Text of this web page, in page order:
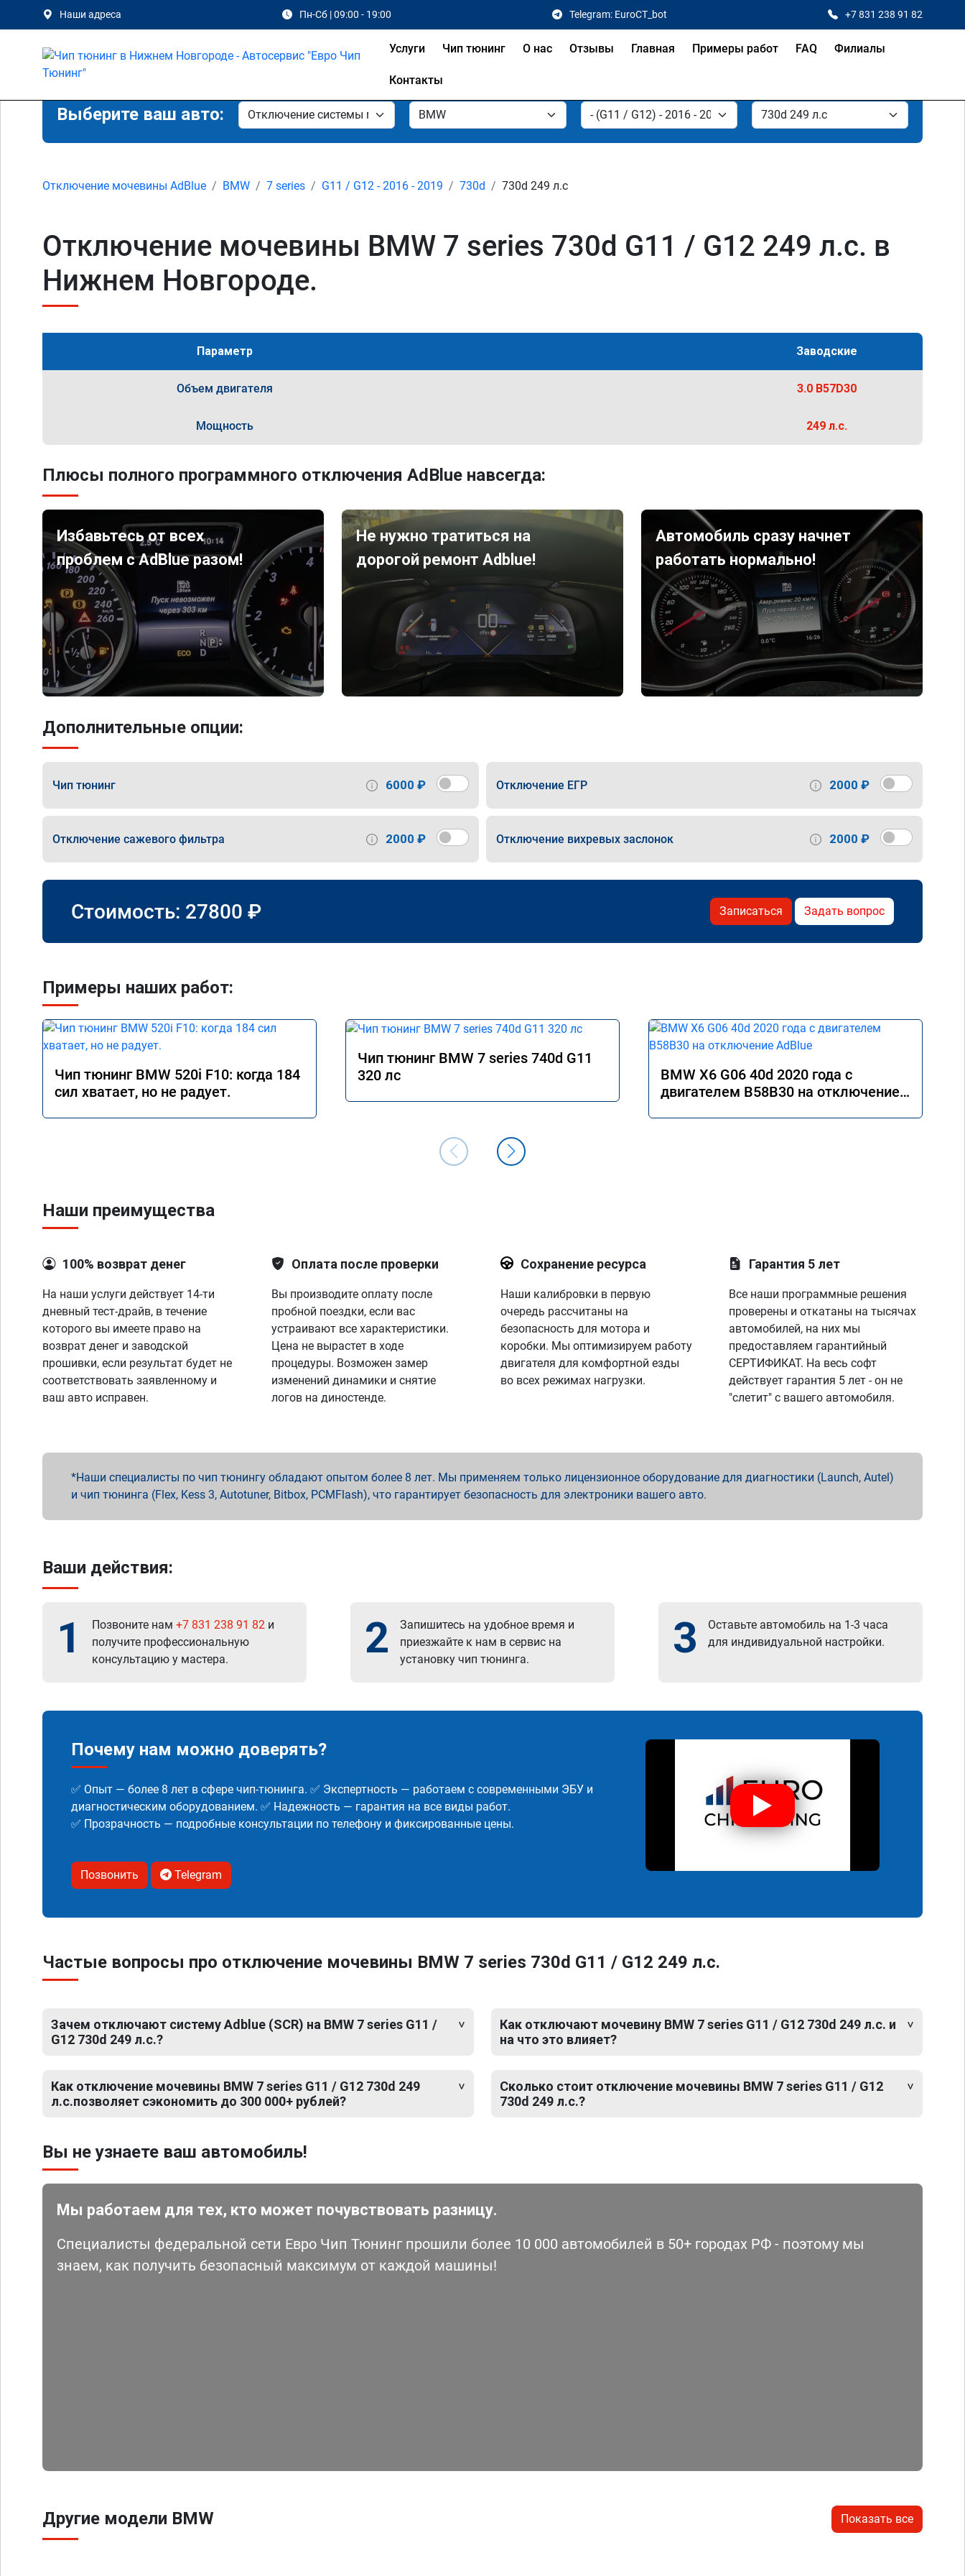
Наши адреса Пн-Сб | 09:00 - 19:00 Telegram: EuroCT_bot +7 831 238 91 82
Услуги Чип тюнинг О нас Отзывы Главная Примеры работ FAQ Филиалы
Контакты
Выберите ваш авто:
Отключение мочевины AdBlue BMW 7 series G11 / G12 - 2016 - 2019 730d 730d 249 л.с
Отключение мочевины BMW 7 series 730d G11 / G12 249 л.с. в
Нижнем Новгороде.
Параметр Заводские
Объем двигателя 3.0 B57D30
Мощность 249 л.с.
Плюсы полного программного отключения AdBlue навсегда:
Избавьтесь от всех
проблем с AdBlue разом!
Не нужно тратиться на
дорогой ремонт Adblue!
Автомобиль сразу начнет
работать нормально!
Дополнительные опции:
Чип тюнинг 6000 ₽ Отключение ЕГР 2000 ₽
Отключение сажевого фильтра 2000 ₽ Отключение вихревых заслонок 2000 ₽
Стоимость: 27800 ₽ Записаться Задать вопрос
Примеры наших работ:
Чип тюнинг BMW 520i F10: когда 184
сил хватает, но не радует.
Чип тюнинг BMW 7 series 740d G11
320 лс
BMW X6 G06 40d 2020 года с
двигателем B58B30 на отключение
Наши преимущества
100% возврат денег
На наши услуги действует 14-ти
дневный тест-драйв, в течение
которого вы имеете право на
возврат денег и заводской
прошивки, если результат будет не
соответствовать заявленному и
ваш авто исправен.
Оплата после проверки
Вы производите оплату после
пробной поездки, если вас
устраивают все характеристики.
Цена не вырастет в ходе
процедуры. Возможен замер
изменений динамики и снятие
логов на диностенде.
Сохранение ресурса
Наши калибровки в первую
очередь рассчитаны на
безопасность для мотора и
коробки. Мы оптимизируем работу
двигателя для комфортной езды
во всех режимах нагрузки.
Гарантия 5 лет
Все наши программные решения
проверены и откатаны на тысячах
автомобилей, на них мы
предоставляем гарантийный
СЕРТИФИКАТ. На весь софт
действует гарантия 5 лет - он не
"слетит" с вашего автомобиля.
Наши специалисты по чип тюнингу обладают опытом более 8 лет. Мы применяем только лицензионное оборудование для диагностики (Launch, Autel)
и чип тюнинга (Flex, Kess 3, Autotuner, Bitbox, PCMFlash), что гарантирует безопасность для электроники вашего авто.
Ваши действия:
1 Позвоните нам +7 831 238 91 82 и
получите профессиональную
консультацию у мастера.
2
Запишитесь на удобное время и
приезжайте к нам в сервис на
установку чип тюнинга.
3
Оставьте автомобиль на 1-3 часа
для индивидуальной настройки.
Почему нам можно доверять?
✅ Опыт — более 8 лет в сфере чип-тюнинга. ✅ Экспертность — работаем с современными ЭБУ и
диагностическим оборудованием. ✅ Надежность — гарантия на все виды работ.
✅ Прозрачность — подробные консультации по телефону и фиксированные цены.
Позвонить Telegram
Частые вопросы про отключение мочевины BMW 7 series 730d G11 / G12 249 л.с.
Зачем отключают систему Adblue (SCR) на BMW 7 series G11 /
G12 730d 249 л.с.?
Как отключение мочевины BMW 7 series G11 / G12 730d 249
л.с.позволяет сэкономить до 300 000+ рублей?
Как отключают мочевину BMW 7 series G11 / G12 730d 249 л.с. и
на что это влияет?
Сколько стоит отключение мочевины BMW 7 series G11 / G12
730d 249 л.с.?
Вы не узнаете ваш автомобиль!
Мы работаем для тех, кто может почувствовать разницу.
Специалисты федеральной сети Евро Чип Тюнинг прошили более 10 000 автомобилей в 50+ городах РФ - поэтому мы
знаем, как получить безопасный максимум от каждой машины!
Другие модели BMW Показать все